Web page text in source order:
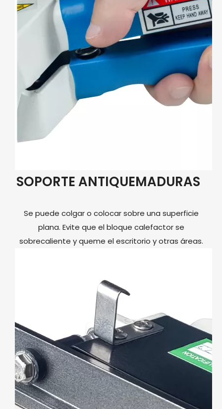
SOPORTE ANTIQUEMADURAS
Se puede colgar o colocar sobre una superficie
plana. Evite que el bloque calefactor se
sobrecaliente y queme el escritorio y otras áreas.